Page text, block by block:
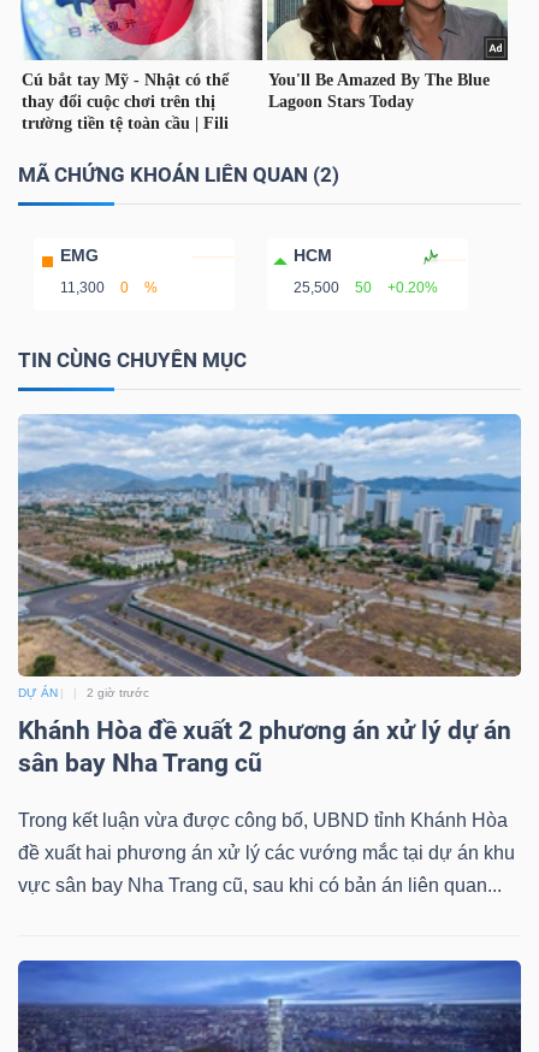
MÃ CHỨNG KHOÁN LIÊN QUAN (2)
EMG
11,300 0 %
HCM
25,500 50 +0.20%
TIN CÙNG CHUYÊN MỤC
DỰ ÁN 2 giờ trước
Khánh Hòa đề xuất 2 phương án xử lý dự án
sân bay Nha Trang cũ
Trong kết luận vừa được công bố, UBND tỉnh Khánh Hòa
đề xuất hai phương án xử lý các vướng mắc tại dự án khu
vực sân bay Nha Trang cũ, sau khi có bản án liên quan...
TRUYỀN
THÔNG
BẤT
SẢN
Mã
chứng
khoán
(-)
Tất cả Cổ phiếu Chỉ số Chứng chỉ quỹ Chứng
Lãnh
đạo
Tất cả Người nội bộ Người liên quan Cổ đông lớn